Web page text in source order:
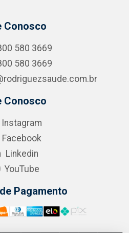
Conosco
580 3669
580 3669
Conosco
Instagram
Facebook
Linkedin
YouTube
Pagamento